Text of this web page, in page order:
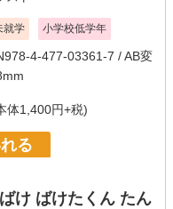
就学 小学校低学年
4-477-03361-7 / AB変
体1,400円+税)
る
け ばけたくん たん